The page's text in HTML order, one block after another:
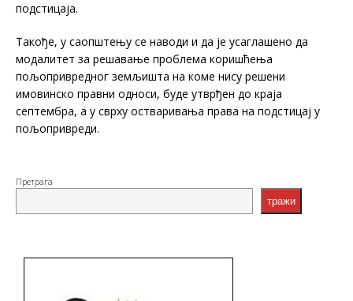
подстицаја.
Такође, у саопштењу се наводи и да је усаглашено да
модалитет за решавање проблема коришћења
пољопривредног земљишта на коме нису решени
имовинско правни односи, буде утврђен до краја
септембра, а у сврху остваривања права на подстицај у
пољопривреди.
Претрага
тражи